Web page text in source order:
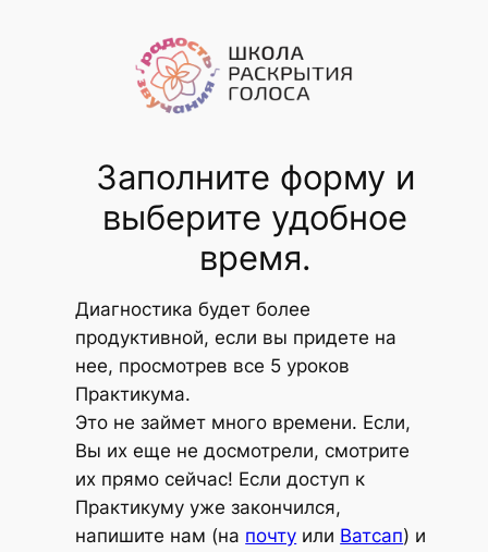
Заполните форму и
выберите удобное
время.
Диагностика будет более
продуктивной, если вы придете на
нее, просмотрев все 5 уроков
Практикума.
Это не займет много времени. Если,
Вы их еще не досмотрели, смотрите
их прямо сейчас! Если доступ к
Практикуму уже закончился,
напишите нам (на почту или Ватсап) и